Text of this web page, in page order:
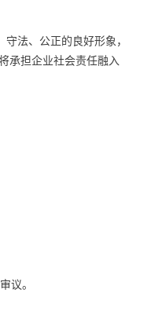
法、公正的良好形象，
承担企业社会责任融入
议。